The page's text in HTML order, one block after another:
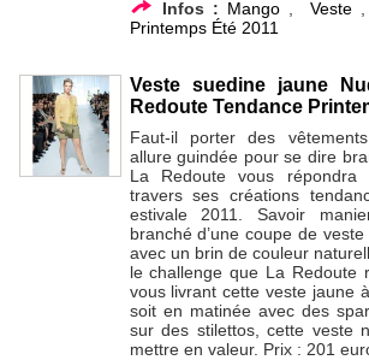
Infos : Mango,Veste
Printemps Été 2011
Veste suedine jaune
Redoute Tendance
Faut-il porter des
allure guindée pour se dire
La Redoute vous
travers ses créations
estivale 2011. Savoir
branché d’une coupe de
avec un brin de couleur
le challenge que La Redoute
vous livrant cette veste jaune
soit en matinée avec des
sur des stilettos, cette veste
mettre en valeur. Prix : 201